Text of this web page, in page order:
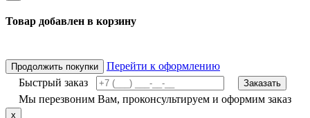
Товар добавлен в корзину
Продолжить покупки
Перейти к оформлению
Быстрый заказ
Заказать
Мы перезвоним Вам, проконсультируем и оформим заказ
x